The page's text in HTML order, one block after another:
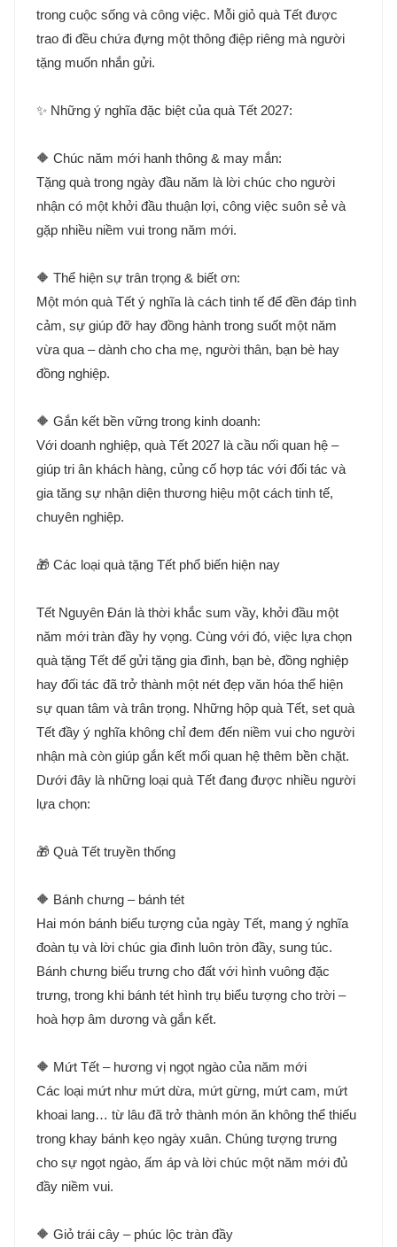
trong cuộc sống và công việc. Mỗi giỏ quà Tết được
trao đi đều chứa đựng một thông điệp riêng mà người
tặng muốn nhắn gửi.
✨ Những ý nghĩa đặc biệt của quà Tết 2027:
🔶 Chúc năm mới hanh thông & may mắn:
Tặng quà trong ngày đầu năm là lời chúc cho người
nhận có một khởi đầu thuận lợi, công việc suôn sẻ và
gặp nhiều niềm vui trong năm mới.
🔶 Thể hiện sự trân trọng & biết ơn:
Một món quà Tết ý nghĩa là cách tinh tế để đền đáp tình
cảm, sự giúp đỡ hay đồng hành trong suốt một năm
vừa qua – dành cho cha mẹ, người thân, bạn bè hay
đồng nghiệp.
🔶 Gắn kết bền vững trong kinh doanh:
Với doanh nghiệp, quà Tết 2027 là cầu nối quan hệ –
giúp tri ân khách hàng, củng cố hợp tác với đối tác và
gia tăng sự nhận diện thương hiệu một cách tinh tế,
chuyên nghiệp.
🎁 Các loại quà tặng Tết phổ biến hiện nay
Tết Nguyên Đán là thời khắc sum vầy, khởi đầu một
năm mới tràn đầy hy vọng. Cùng với đó, việc lựa chọn
quà tặng Tết để gửi tặng gia đình, bạn bè, đồng nghiệp
hay đối tác đã trở thành một nét đẹp văn hóa thể hiện
sự quan tâm và trân trọng. Những hộp quà Tết, set quà
Tết đầy ý nghĩa không chỉ đem đến niềm vui cho người
nhận mà còn giúp gắn kết mối quan hệ thêm bền chặt.
Dưới đây là những loại quà Tết đang được nhiều người
lựa chọn:
🎁 Quà Tết truyền thống
🔶 Bánh chưng – bánh tét
Hai món bánh biểu tượng của ngày Tết, mang ý nghĩa
đoàn tụ và lời chúc gia đình luôn tròn đầy, sung túc.
Bánh chưng biểu trưng cho đất với hình vuông đặc
trưng, trong khi bánh tét hình trụ biểu tượng cho trời –
hoà hợp âm dương và gắn kết.
🔶 Mứt Tết – hương vị ngọt ngào của năm mới
Các loại mứt như mứt dừa, mứt gừng, mứt cam, mứt
khoai lang… từ lâu đã trở thành món ăn không thể thiếu
trong khay bánh kẹo ngày xuân. Chúng tượng trưng
cho sự ngọt ngào, ấm áp và lời chúc một năm mới đủ
đầy niềm vui.
🔶 Giỏ trái cây – phúc lộc tràn đầy